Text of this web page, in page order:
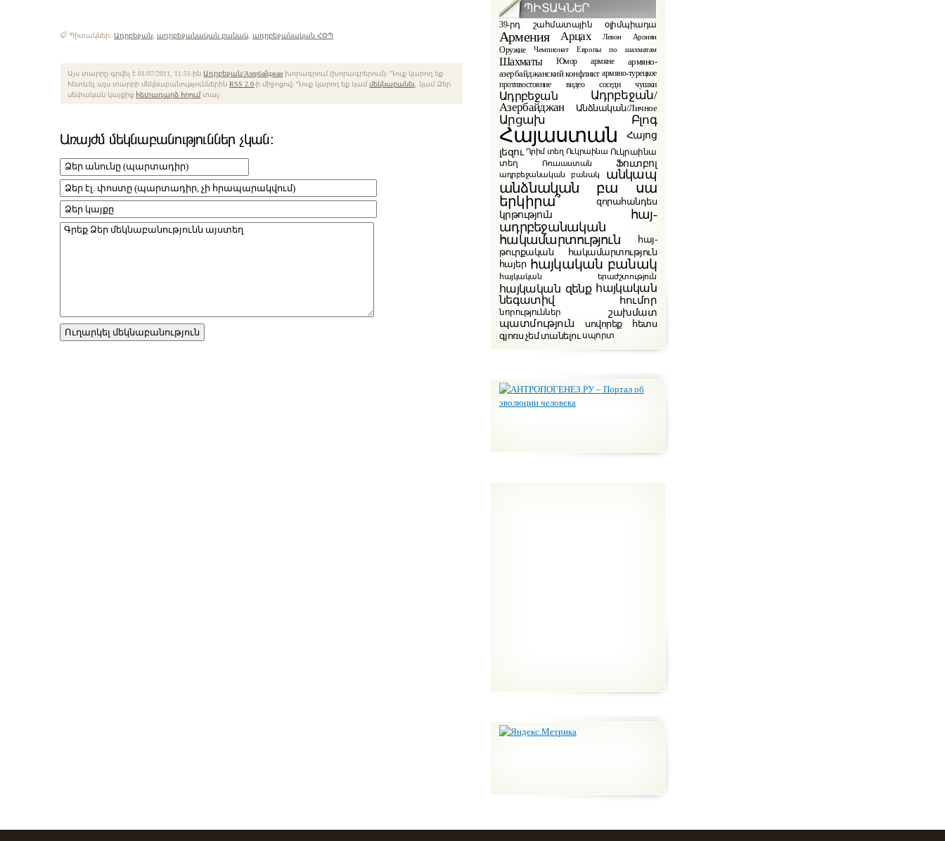
Պիտակներ. Ադրբեջան, ադրբեջանական բանակ, ադրբեջանական ՀՕՊ
Այս տարրը գրվել է 01/07/2011, 11:51-ին Ադրբեջան/Азербайджан խորագրում (խորագրերում)։ Դուք կարող եք
հետևել այս տարրի մեկնաբանություններինRSS 2.0-ի միջոցով։ Դուք կարող եք կամմեկնաբանել
, կամ Ձեր
սեփական կայքից հետադարձ հղումտալ։
Առայժմ մեկնաբանություններ չկան։
ՊԻՏԱԿՆԵՐ
39-րդ շահմատային օլիմպիադա
Армения Арцах Левон Аронян
Оружие Чемпионат Европы по шахматам
Шахматы Юмор армяне
армяно-
азербайджанский конфликт армяно-турецкое
противостояние
видео соседи чушки
Ադրբեջան
Ադրբեջան/
Азербайджан
Անձնական/Личное
Արցախ Բլոգ
Հայաստան
Հայոց
լեզու Ղրիմ տեղ Ուկրաինա Ուկրաինա
տեղ
Ռուսաստան Ֆուտբոլ
ադրբեջանական բանակ անկապ
անձնական
բա սա
երկիրա՞
զորահանդես
կրթություն
հայ-
ադրբեջանական
հակամարտություն
հայ-
թուրքական հակամարտություն
հայեր հայկական բանակ
հայկական երաժշտություն
հայկական զենք հայկական
նեգատիվ
հումոր
նորություններ շախմատ
պատմություն
սովորեք հետս
գյոռս չեմ տանելու սպորտ